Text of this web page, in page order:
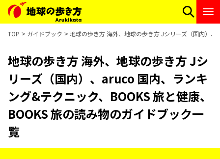
TOP ガイドブック 地球の歩き方 海外、地球の歩き方 Jシリーズ（国内）
地球の歩き方 海外、地球の歩き方 Jシ
リーズ（国内）、aruco 国内、ランキ
ング&テクニック、BOOKS 旅と健康、
BOOKS 旅の読み物のガイドブック一
覧